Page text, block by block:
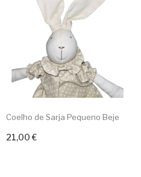
Coelho de Sarja Pequeno Beje
21,00 €Adicionar ao carrinho